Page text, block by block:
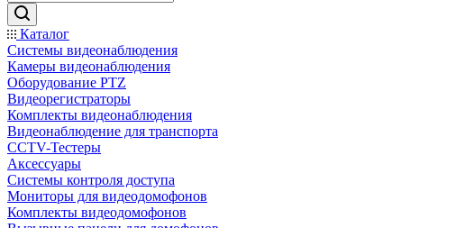
Каталог
Системы видеонаблюдения
Камеры видеонаблюдения
Оборудование PTZ
Видеорегистраторы
Комплекты видеонаблюдения
Видеонаблюдение для транспорта
CCTV-Тестеры
Аксессуары
Системы контроля доступа
Мониторы для видеодомофонов
Комплекты видеодомофонов